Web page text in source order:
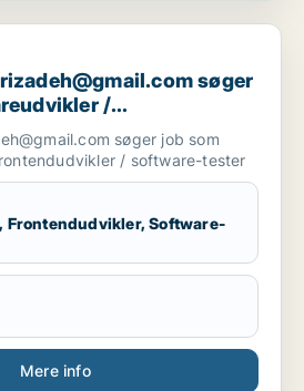
søger job som
søger
/
/ software-tester
søger job som
/ software-tester
Frontendudvikler, Software-
Mere info